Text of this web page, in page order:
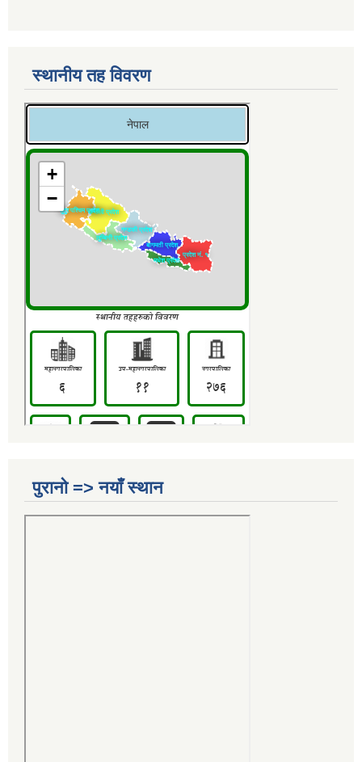
स्थानीय तह विवरण
पुरानो => नयाँ स्थान